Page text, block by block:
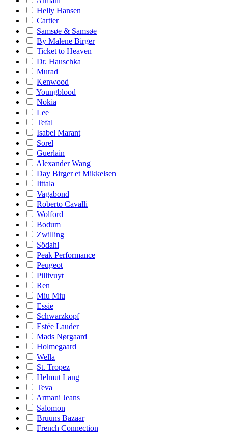
Helly Hansen
Cartier
Samsøe & Samsøe
By Malene Birger
Ticket to Heaven
Dr. Hauschka
Murad
Kenwood
Youngblood
Nokia
Lee
Tefal
Isabel Marant
Sorel
Guerlain
Alexander Wang
Day Birger et Mikkelsen
Iittala
Vagabond
Roberto Cavalli
Wolford
Bodum
Zwilling
Södahl
Peak Performance
Peugeot
Pillivuyt
Ren
Miu Miu
Essie
Schwarzkopf
Estée Lauder
Mads Nørgaard
Holmegaard
Wella
St. Tropez
Helmut Lang
Teva
Armani Jeans
Salomon
Bruuns Bazaar
French Connection